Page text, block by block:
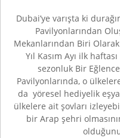
Dubai’ye varışta ki
Pavilyonlarından
Mekanlarından Biri
Yıl Kasım Ayı ilk
sezonluk Bir
Pavilyonlarında, o
da yöresel hediyelik
ülkelere ait şovları
bir Arap şehri